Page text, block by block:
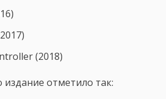
(2018)
отметило так: